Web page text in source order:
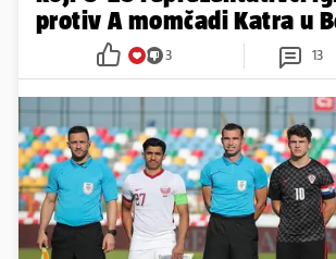
protiv A momčadi Katra u
3 13